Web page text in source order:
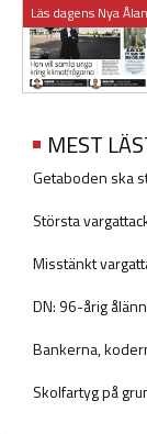
Läs dagens Nya
MEST
Getaboden ska
Största
Misstänkt
DN: 96-årig
Bankerna,
Skolfartyg på